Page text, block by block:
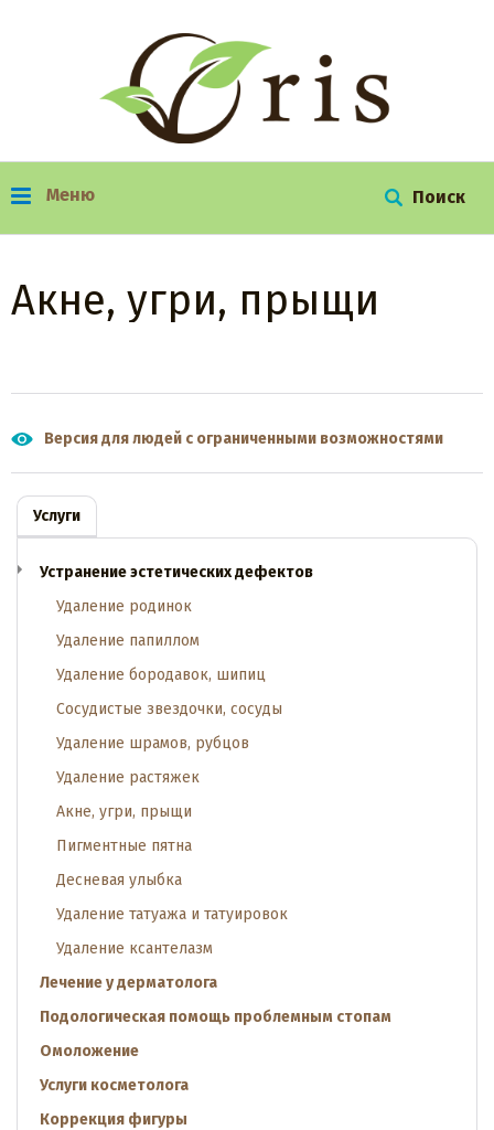
Меню
Акне, угри, прыщи
Версия для людей с ограниченными возможностями
Услуги
Устранение эстетических дефектов
Удаление родинок
Удаление папиллом
Удаление бородавок, шипиц
Сосудистые звездочки, сосуды
Удаление шрамов, рубцов
Удаление растяжек
Акне, угри, прыщи
Пигментные пятна
Десневая улыбка
Удаление татуажа и татуировок
Удаление ксантелазм
Лечение у дерматолога
Подологическая помощь проблемным стопам
Омоложение
Услуги косметолога
Коррекция фигуры